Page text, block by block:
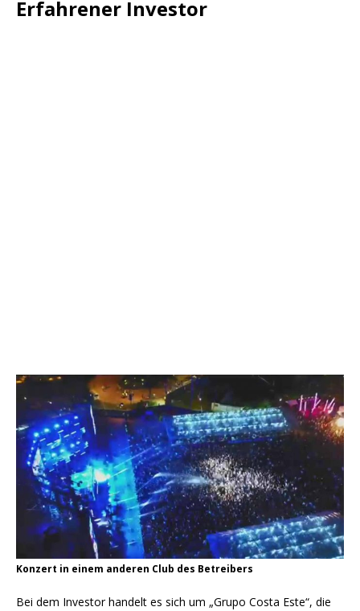
Erfahrener Investor
Konzert in einem anderen Club des Betreibers
Bei dem Investor handelt es sich um „Grupo Costa Este“, die